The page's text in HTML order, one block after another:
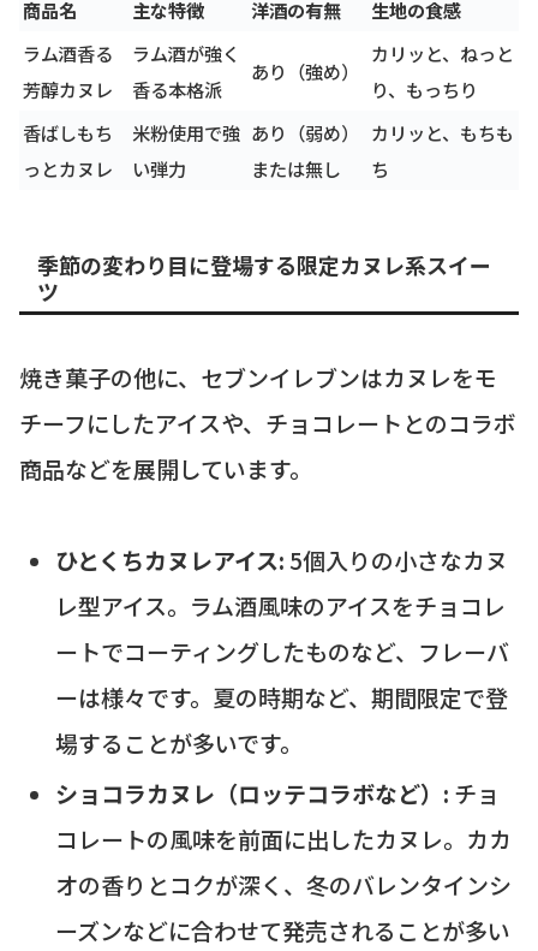
商品名 主な特徴 洋酒の有無
生地の食感
ラム酒香る
芳醇カヌレ
ラム酒が強く
香る本格派
あり（強め）
カリッと、ねっと
り、もっちり
香ばしもち
っとカヌレ
米粉使用で強
い弾力
あり（弱め）
または無し
カリッと、もちも
ち
季節の変わり目に登場する限定カヌレ系スイー
ツ
焼き菓子の他に、セブンイレブンはカヌレをモ
チーフにしたアイスや、チョコレートとのコラボ
商品などを展開しています。
ひとくちカヌレアイス: 5個入りの小さなカヌ
レ型アイス。ラム酒風味のアイスをチョコレ
ートでコーティングしたものなど、フレーバ
ーは様々です。夏の時期など、期間限定で登
場することが多いです。
ショコラカヌレ（ロッテコラボなど）: チョ
コレートの風味を前面に出したカヌレ。カカ
オの香りとコクが深く、冬のバレンタインシ
ーズンなどに合わせて発売されることが多い